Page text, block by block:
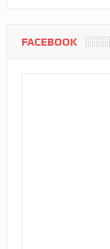
FACEBOOK